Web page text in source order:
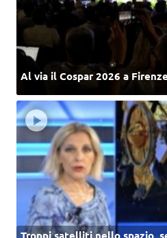
Al via il Cospar 2026 a Firenze
Troppi satelliti nello spazio,